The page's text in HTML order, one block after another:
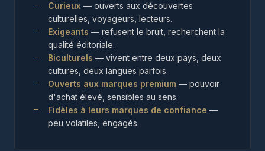
Curieux — ouverts aux découvertes
culturelles, voyageurs, lecteurs.
Exigeants — refusent le bruit, recherchent la
qualité éditoriale.
Biculturels — vivent entre deux pays, deux
cultures, deux langues parfois.
Ouverts aux marques premium — pouvoir
d'achat élevé, sensibles au sens.
Fidèles à leurs marques de confiance —
peu volatiles, engagés.